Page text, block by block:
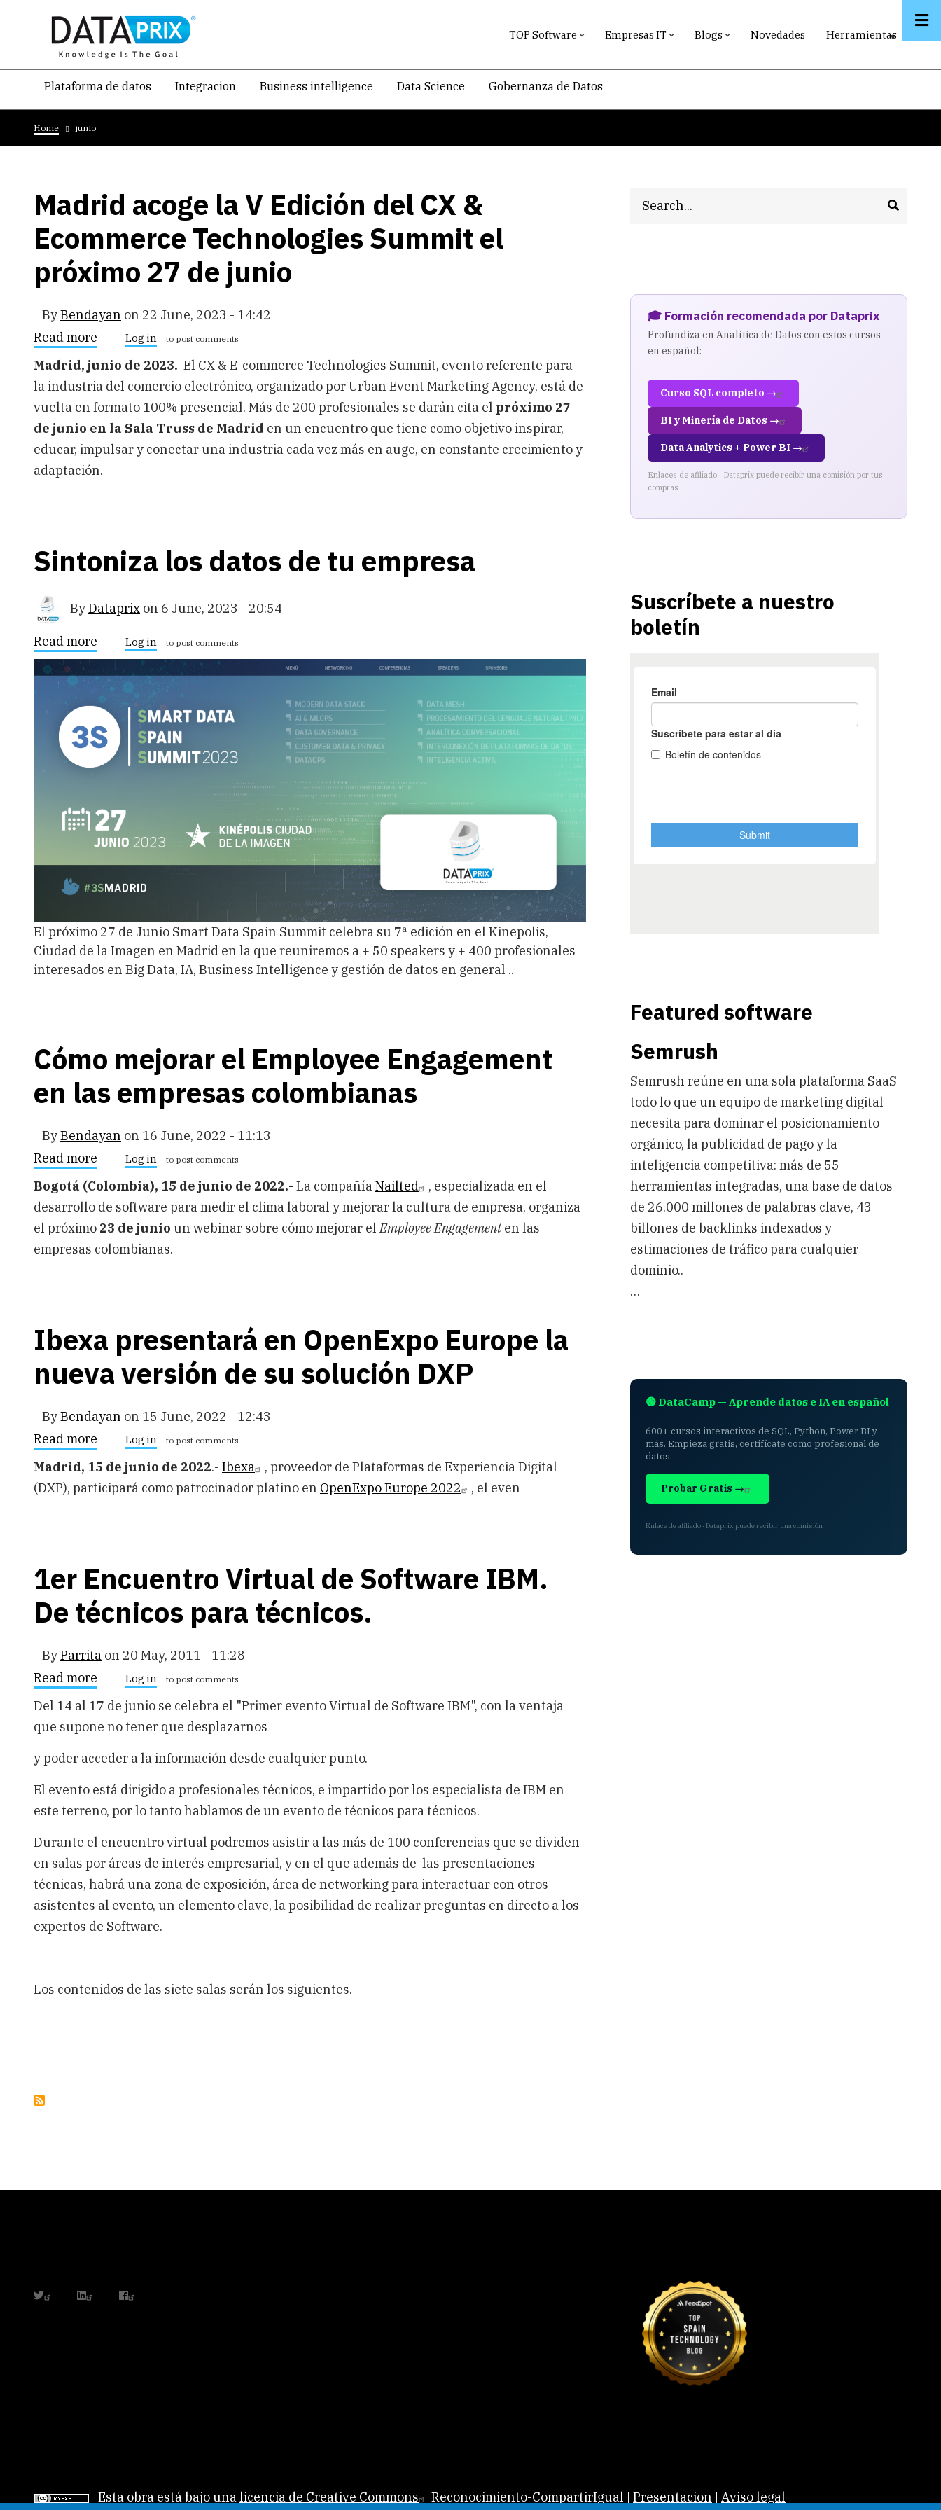
content
TOP Software Empresas IT Blogs Novedades Herramientas
Navegacion
temática
principal
Plataforma de datos Integracion Business intelligence Data Science Gobernanza de Datos
Breadcrumb
Home junio
Madrid acoge la V Edición del CX &
Ecommerce Technologies Summit el
próximo 27 de junio
ByBendayan on 22 June, 2023 - 14:42
Read more about
Madrid
acoge
la
V
Edición
del
CX
&
Ecommerce
Summit
Log in to post comments
Madrid, junio de 2023. El CX & E-commerce Technologies Summit, evento referente para
la industria del comercio electrónico, organizado por Urban Event Marketing Agency, está de
vuelta en formato 100% presencial. Más de 200 profesionales se darán cita el próximo 27
de junio en la Sala Truss de Madrid en un encuentro que tiene como objetivo inspirar,
educar, impulsar y conectar una industria cada vez más en auge, en constante crecimiento y
adaptación.
Sintoniza los datos de tu empresa
ByDataprix on 6 June, 2023 - 20:54
Read more about
Sintoniza
los
datos
tu
empresa
Log in to post comments
El próximo 27 de Junio Smart Data Spain Summit celebra su 7ª edición en el Kinepolis,
Ciudad de la Imagen en Madrid en la que reuniremos a + 50 speakers y + 400 profesionales
interesados en Big Data, IA, Business Intelligence y gestión de datos en general ..
Cómo mejorar el Employee Engagement
en las empresas colombianas
ByBendayan on 16 June, 2022 - 11:13
Read more about
Cómo
mejorar
el
Employee
Engagement
en
las
empresas
Log in to post comments
Bogotá (Colombia), 15 de junio de 2022.- La compañíaNailted
, especializada en el
desarrollo de software para medir el clima laboral y mejorar la cultura de empresa, organiza
el próximo 23 de junio un webinar sobre cómo mejorar elEmployee Engagementen las
empresas colombianas.
Ibexa presentará en OpenExpo Europe la
nueva versión de su solución DXP
ByBendayan on 15 June, 2022 - 12:43
Read more about
Ibexa
presentará
en
OpenExpo
su
solución
DXP
Log in to post comments
Madrid, 15 de junio de 2022.- Ibexa
, proveedor de Plataformas de Experiencia Digital
(DXP), participará como patrocinador platino en OpenExpo Europe 2022 , el even
1er Encuentro Virtual de Software IBM.
De técnicos para técnicos.
ByParrita on 20 May, 2011 - 11:28
Read more about
Encuentro
Virtual
de
IBM.
De
para
técnicos.
Log in to post comments
Del 14 al 17 de junio se celebra el "Primer evento Virtual de Software IBM", con la ventaja
que supone no tener que desplazarnos
y poder acceder a la información desde cualquier punto.
El evento está dirigido a profesionales técnicos, e impartido por los especialista de IBM en
este terreno, por lo tanto hablamos de un evento de técnicos para técnicos.
Durante el encuentro virtual podremos asistir a las más de 100 conferencias que se dividen
en salas por áreas de interés empresarial, y en el que además de las presentaciones
técnicas, habrá una zona de exposición, área de networking para interactuar con otros
asistentes al evento, un elemento clave, la posibilidad de realizar preguntas en directo a los
expertos de Software.
Los contenidos de las siete salas serán los siguientes.
🎓 Formación recomendada por Dataprix
Profundiza en Analítica de Datos con estos cursos
en español:
Curso SQL completo →
BI y Minería de Datos →
Data Analytics + Power BI →
Enlaces de afiliado · Dataprix puede recibir una comisión por tus
compras
Suscríbete a nuestro
boletín
Featured software
Semrush
Semrush reúne en una sola plataforma SaaS
todo lo que un equipo de marketing digital
necesita para dominar el posicionamiento
orgánico, la publicidad de pago y la
inteligencia competitiva: más de 55
herramientas integradas, una base de datos
de 26.000 millones de palabras clave, 43
billones de backlinks indexados y
estimaciones de tráfico para cualquier
dominio..
…
🟢 DataCamp — Aprende datos e IA en español
600+ cursos interactivos de SQL, Python, Power BI y
más. Empieza gratis, certifícate como profesional de
datos.
Probar Gratis →
Enlace de afiliado · Dataprix puede recibir una comisión
twitterlinkedinfacebook
Esta obra está bajo unalicencia de Creative Commons Reconocimiento-CompartirIgual | Presentacion | Aviso legal